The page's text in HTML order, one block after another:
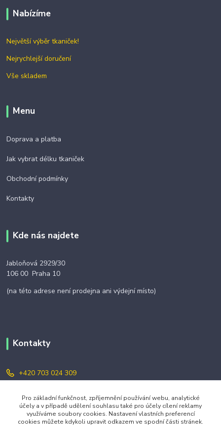
Nabízíme
Největší výběr tkaniček!
Nejrychlejší doručení
Vše skladem
Menu
Doprava a platba
Jak vybrat délku tkaniček
Obchodní podmínky
Kontakty
Kde nás najdete
Jabloňová 2929/30
106 00 Praha 10
(na této adrese není prodejna ani výdejní místo)
Kontakty
+420 703 024 309
objednavky@zavazuj.cz
Pro základní funkčnost, zpříjemnění používání webu, analytické
účely a v případě udělení souhlasu také pro účely cílení reklamy
využíváme soubory cookies. Nastavení vlastních preferencí
cookies můžete kdykoli upravit odkazem ve spodní části stránek.